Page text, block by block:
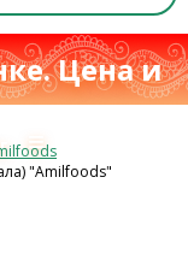
Цена и
≡
"Amilfoods"